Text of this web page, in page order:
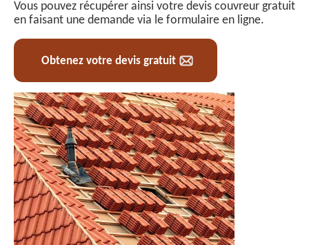
Vous pouvez récupérer ainsi votre devis couvreur gratuit
en faisant une demande via le formulaire en ligne.
Obtenez votre devis gratuit